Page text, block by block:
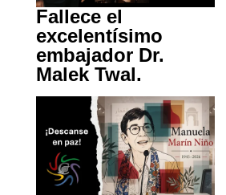
Fallece el
excelentísimo
embajador Dr.
Malek Twal.